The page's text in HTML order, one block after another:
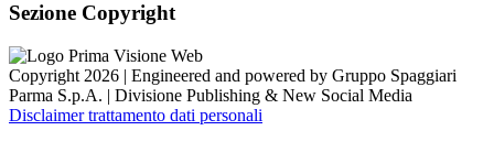
Sezione Copyright
Copyright 2026 | Engineered and powered by Gruppo Spaggiari
Parma S.p.A. | Divisione Publishing & New Social Media
Disclaimer trattamento dati personali